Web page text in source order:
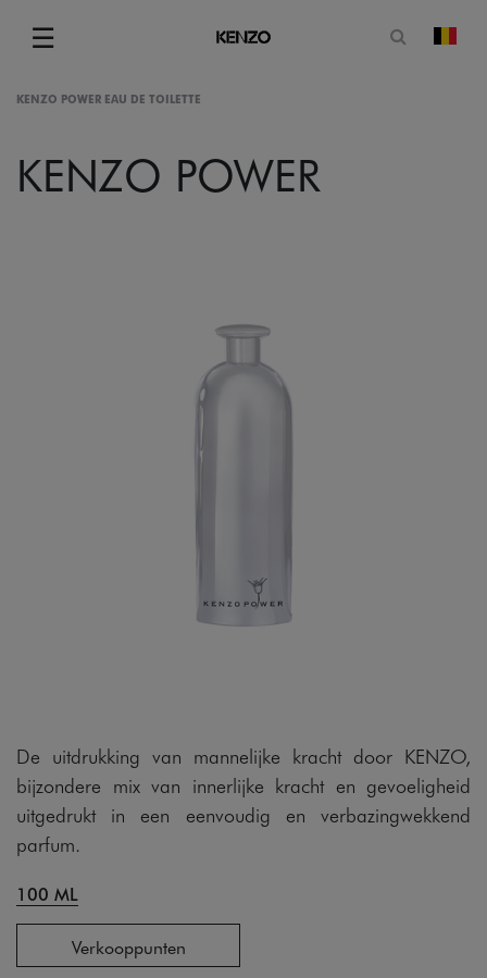
☰
Menu
Open
KENZO POWER EAU DE TOILETTE
KENZO POWER
De uitdrukking van mannelijke kracht door KENZO,
bijzondere mix van innerlijke kracht en gevoeligheid
uitgedrukt in een eenvoudig en verbazingwekkend
parfum.
100 ML
Verkooppunten